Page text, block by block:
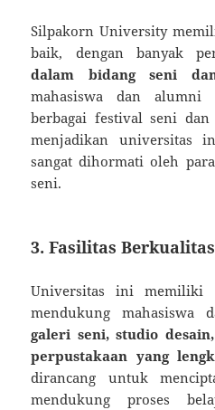
Silpakorn University
baik, dengan banyak
dalam bidang seni
mahasiswa dan alumni
berbagai festival seni
menjadikan universitas
sangat dihormati oleh
seni.
3. Fasilitas
Universitas ini memiliki
mendukung mahasiswa
galeri seni, studio
perpustakaan yang
dirancang untuk
mendukung proses